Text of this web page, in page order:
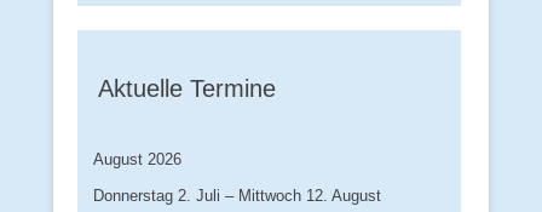
Aktuelle Termine
August 2026
Donnerstag 2. Juli – Mittwoch 12. August